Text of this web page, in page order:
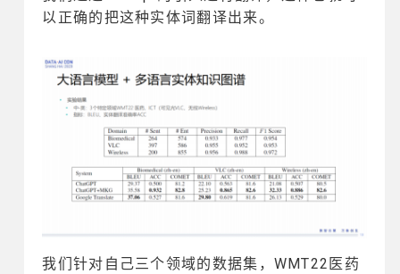
以正确的把这种实体词翻译出来。
我们针对自己三个领域的数据集，WMT22医药